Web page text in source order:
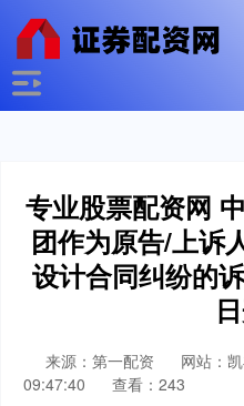
专业股票配资网
团作为原告/上诉
设计合同纠纷的
来源：第一配资 网站：
09:47:40
查看：243